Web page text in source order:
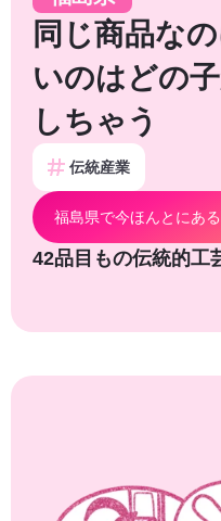
同じ商品な
いのはどの
しちゃう
伝統産業
福島県で今ほんとにあ
42品目もの伝統的工